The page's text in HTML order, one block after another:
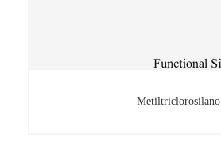
Metiltriclorosilano